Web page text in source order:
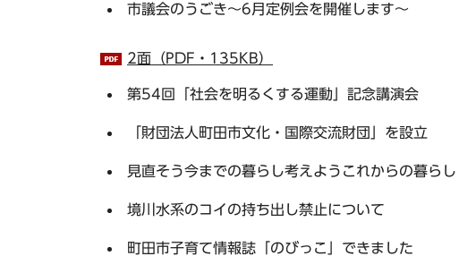
市議会のうごき～6月定例会を開催します～
2面（PDF・135KB）
第54回「社会を明るくする運動」記念講演会
「財団法人町田市文化・国際交流財団」を設立
見直そう今までの暮らし考えようこれからの暮らし
境川水系のコイの持ち出し禁止について
町田市子育て情報誌「のびっこ」できました